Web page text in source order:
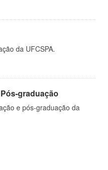
da UFCSPA.
graduação
e pós-graduação da